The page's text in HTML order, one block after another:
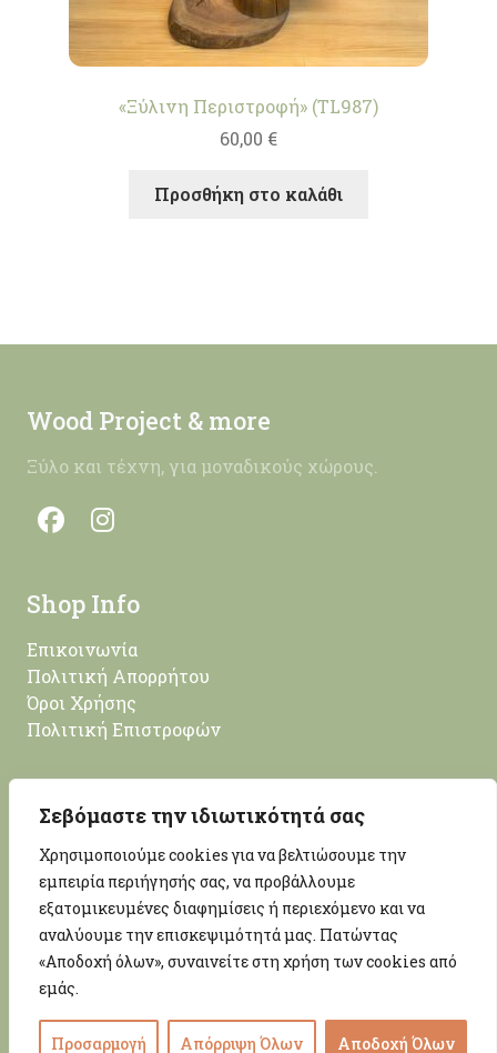
Σεβόμαστε την ιδιωτικότητά σας
Χρησιμοποιούμε cookies για να βελτιώσουμε την
εμπειρία περιήγησής σας, να προβάλλουμε
εξατομικευμένες διαφημίσεις ή περιεχόμενο και να
αναλύουμε την επισκεψιμότητά μας. Πατώντας
«Αποδοχή όλων», συναινείτε στη χρήση των cookies από
εμάς.
Προσαρμογή Απόρριψη Όλων Αποδοχή Όλων
«Ξύλινη Περιστροφή» (TL987)
60,00 €
Προσθήκη στο καλάθι
Wood Project & more
Ξύλο και τέχνη, για μοναδικούς χώρους.
Shop Info
Επικοινωνία
Πολιτική Απορρήτου
Όροι Χρήσης
Πολιτική Επιστροφών
Επικοινωνία
Νίκου Λευτεριώτη 14, Κέρκυρα, 49100
info@woodprojectmore.com
+30 26613 01247
ΑΡ. ΓΕΜΗ: 169715652000